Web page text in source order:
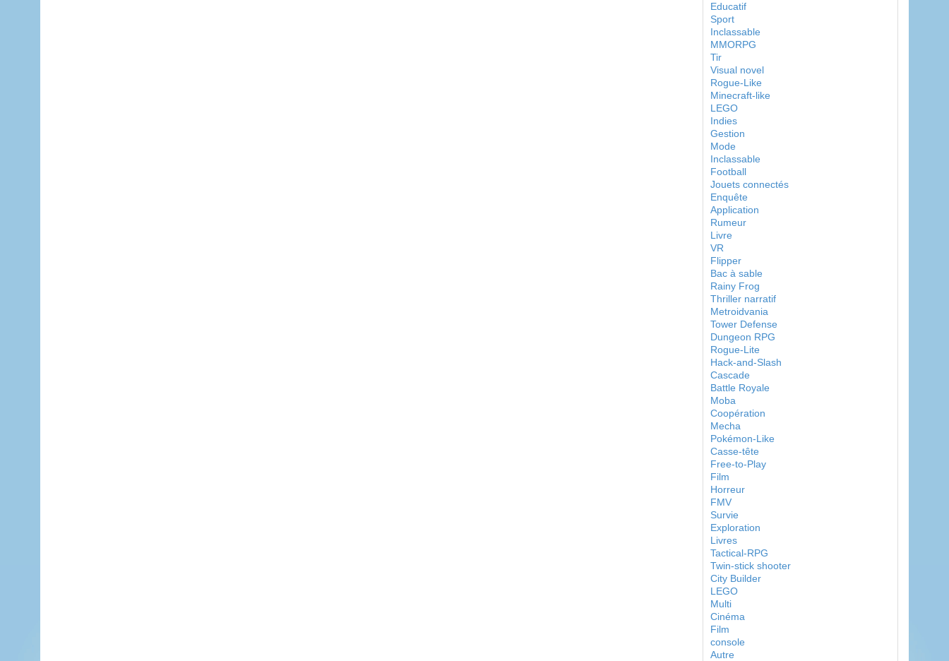
Educatif
Sport
Inclassable
MMORPG
Tir
Visual novel
Rogue-Like
Minecraft-like
LEGO
Indies
Gestion
Mode
Inclassable
Football
Jouets connectés
Enquête
Application
Rumeur
Livre
VR
Flipper
Bac à sable
Rainy Frog
Thriller narratif
Metroidvania
Tower Defense
Dungeon RPG
Rogue-Lite
Hack-and-Slash
Cascade
Battle Royale
Moba
Coopération
Mecha
Pokémon-Like
Casse-tête
Free-to-Play
Film
Horreur
FMV
Survie
Exploration
Livres
Tactical-RPG
Twin-stick shooter
City Builder
LEGO
Multi
Cinéma
Film
console
Autre